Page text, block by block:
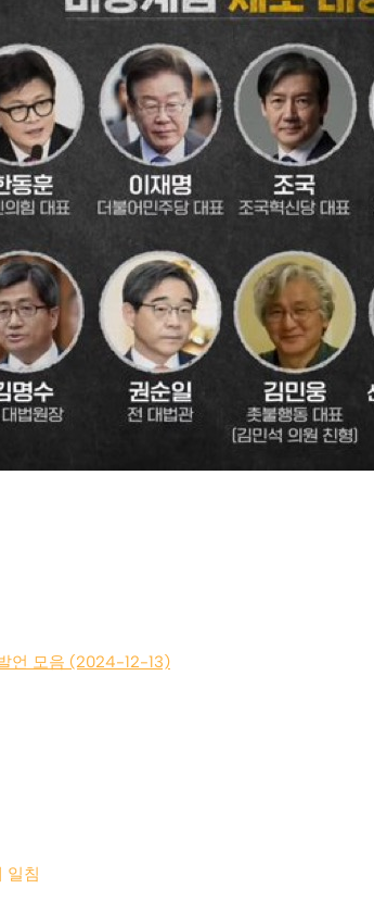
언 모음 (2024-12-13)
일침